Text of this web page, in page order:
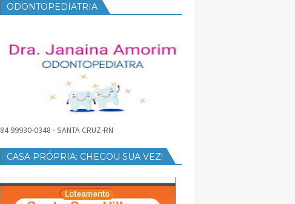
ODONTOPEDIATRIA
84 99930-0348 - SANTA CRUZ-RN
CASA PRÓPRIA: CHEGOU SUA VEZ!